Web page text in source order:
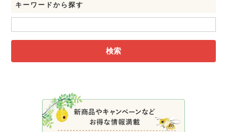
キーワードから探す
検索